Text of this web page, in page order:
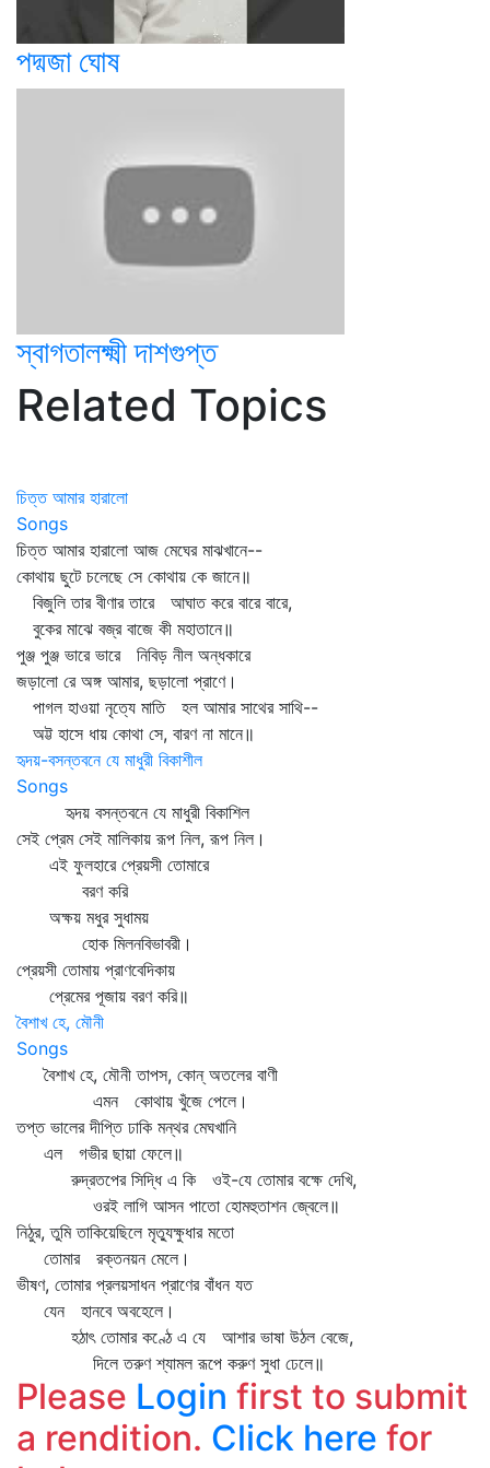
পদ্মজা ঘোষ
স্বাগতালক্ষ্মী দাশগুপ্ত
Related Topics
চিত্ত আমার হারালো
Songs
চিত্ত আমার হারালো আজ মেঘের মাঝখানে--
কোথায় ছুটে চলেছে সে কোথায় কে জানে॥
বিজুলি তার বীণার তারে আঘাত করে বারে বারে,
বুকের মাঝে বজ্র বাজে কী মহাতানে॥
পুঞ্জ পুঞ্জ ভারে ভারে নিবিড় নীল অন্ধকারে
জড়ালো রে অঙ্গ আমার, ছড়ালো প্রাণে।
পাগল হাওয়া নৃত্যে মাতি হল আমার সাথের সাথি--
অট্ট হাসে ধায় কোথা সে, বারণ না মানে॥
হৃদয়-বসন্তবনে যে মাধুরী বিকাশীল
Songs
হৃদয় বসন্তবনে যে মাধুরী বিকাশিল
সেই প্রেম সেই মালিকায় রূপ নিল, রূপ নিল।
এই ফুলহারে প্রেয়সী তোমারে
বরণ করি
অক্ষয় মধুর সুধাময়
হোক মিলনবিভাবরী।
প্রেয়সী তোমায় প্রাণবেদিকায়
প্রেমের পূজায় বরণ করি॥
বৈশাখ হে, মৌনী
Songs
বৈশাখ হে, মৌনী তাপস, কোন্‌ অতলের বাণী
এমন কোথায় খুঁজে পেলে।
তপ্ত ভালের দীপ্তি ঢাকি মন্থর মেঘখানি
এল গভীর ছায়া ফেলে॥
রুদ্রতপের সিদ্ধি এ কি ওই-যে তোমার বক্ষে দেখি,
ওরই লাগি আসন পাতো হোমহুতাশন জ্বেলে॥
নিঠুর, তুমি তাকিয়েছিলে মৃত্যুক্ষুধার মতো
তোমার রক্তনয়ন মেলে।
ভীষণ, তোমার প্রলয়সাধন প্রাণের বাঁধন যত
যেন হানবে অবহেলে।
হঠাৎ তোমার কণ্ঠে এ যে আশার ভাষা উঠল বেজে,
দিলে তরুণ শ্যামল রূপে করুণ সুধা ঢেলে॥
Please Login first to submit
a rendition. Click here for